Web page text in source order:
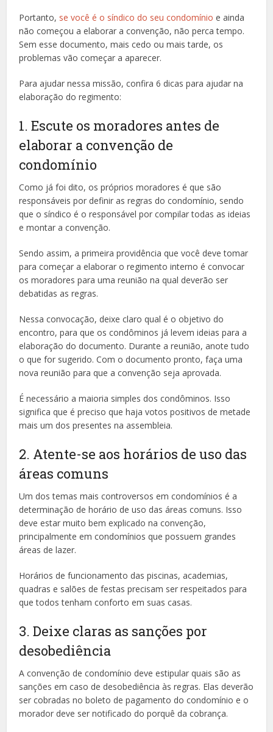
Portanto, se você é o síndico do seu condomínio e ainda
não começou a elaborar a convenção, não perca tempo.
Sem esse documento, mais cedo ou mais tarde, os
problemas vão começar a aparecer.
Para ajudar nessa missão, confira 6 dicas para ajudar na
elaboração do regimento:
1. Escute os moradores antes de
elaborar a convenção de
condomínio
Como já foi dito, os próprios moradores é que são
responsáveis por definir as regras do condomínio, sendo
que o síndico é o responsável por compilar todas as ideias
e montar a convenção.
Sendo assim, a primeira providência que você deve tomar
para começar a elaborar o regimento interno é convocar
os moradores para uma reunião na qual deverão ser
debatidas as regras.
Nessa convocação, deixe claro qual é o objetivo do
encontro, para que os condôminos já levem ideias para a
elaboração do documento. Durante a reunião, anote tudo
o que for sugerido. Com o documento pronto, faça uma
nova reunião para que a convenção seja aprovada.
É necessário a maioria simples dos condôminos. Isso
significa que é preciso que haja votos positivos de metade
mais um dos presentes na assembleia.
2. Atente-se aos horários de uso das
áreas comuns
Um dos temas mais controversos em condomínios é a
determinação de horário de uso das áreas comuns. Isso
deve estar muito bem explicado na convenção,
principalmente em condomínios que possuem grandes
áreas de lazer.
Horários de funcionamento das piscinas, academias,
quadras e salões de festas precisam ser respeitados para
que todos tenham conforto em suas casas.
3. Deixe claras as sanções por
desobediência
A convenção de condomínio deve estipular quais são as
sanções em caso de desobediência às regras. Elas deverão
ser cobradas no boleto de pagamento do condomínio e o
morador deve ser notificado do porquê da cobrança.